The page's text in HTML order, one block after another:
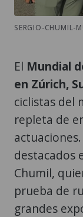
SERGIO-CHUMIL-
El Mundial
en Zúrich,
ciclistas del
repleta de
destacados
Chumil,
prueba de
grandes